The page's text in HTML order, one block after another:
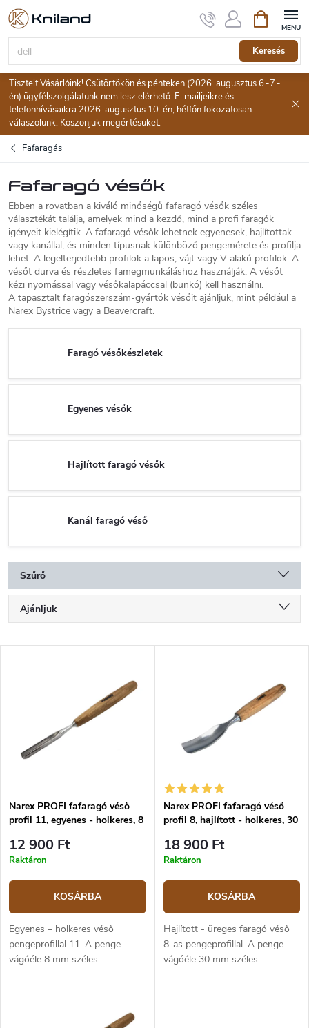
Ugrás
tartalomhoz
Keresés
Tisztelt Vásárlóink! Csütörtökön és pénteken (2026. augusztus 6.-7.-
én) ügyfélszolgálatunk nem lesz elérhető. E-mailjeikre és
telefonhívásaikra 2026. augusztus 10-én, hétfőn fokozatosan
válaszolunk. Köszönjük megértésüket.
Fafaragás
Fafaragó vésők
Ebben a rovatban a kiváló minőségű fafaragó vésők széles
választékát találja, amelyek mind a kezdő, mind a profi faragók
igényeit kielégítik. A fafaragó vésők lehetnek egyenesek, hajlítottak
vagy kanállal, és minden típusnak különböző pengemérete és profilja
lehet. A legelterjedtebb profilok a lapos, vájt vagy V alakú profilok. A
vésőt durva és részletes famegmunkáláshoz használják. A vésőt
kézi nyomással vagy vésőkalapáccsal (bunkó) kell használni.
A tapasztalt faragószerszám-gyártók vésőit ajánljuk, mint például a
Narex Bystrice vagy a Beavercraft.
Faragó vésőkészletek
Egyenes vésők
Hajlított faragó vésők
Kanál faragó véső
Szűrő
m
z
é
s
e
Ajánljuk
Legnépszerűbb termékek
s
t
á
j
Narex PROFI fafaragó véső
profil 11, egyenes - holkeres, 8
12 900 Ft
Raktáron
KOSÁRBA
Egyenes – holkeres véső
pengeprofillal 11. A penge
vágóéle 8 mm széles.
Narex PROFI fafaragó véső
profil 8, hajlított - holkeres, 30
18 900 Ft
Raktáron
KOSÁRBA
Hajlított - üreges faragó véső
8-as pengeprofillal. A penge
vágóéle 30 mm széles.